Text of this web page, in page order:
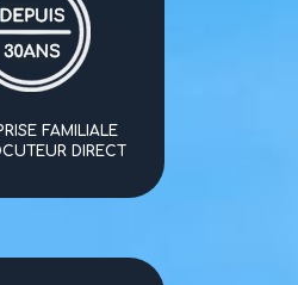
FAMILIALE
DIRECT